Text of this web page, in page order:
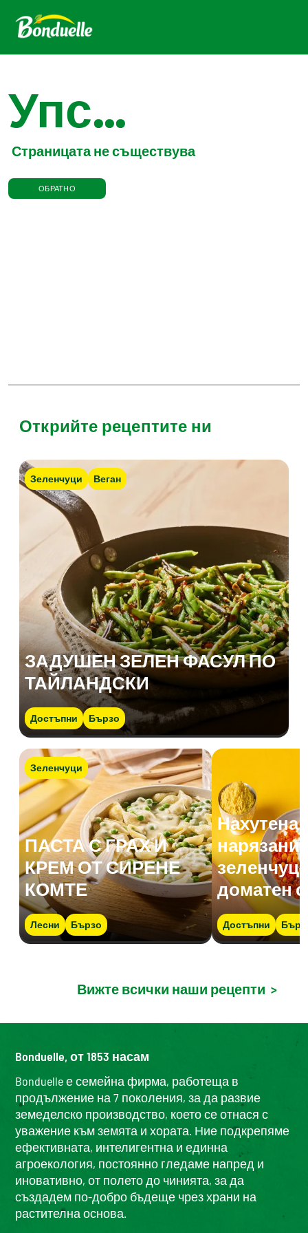
Упс...
Страницата не съществува
ОБРАТНО
Открийте рецептите ни
Зеленчуци Веган
ЗАДУШЕН ЗЕЛЕН ФАСУЛ ПО
ТАЙЛАНДСКИ
Достъпни Бързо
Зеленчуци
ПАСТА С ГРАХ И
КРЕМ ОТ СИРЕНЕ
КОМТЕ
Лесни Бързо
Нахутена
нарязани
доматен
Достъпни
Вижте всички наши рецепти >
Bonduelle, от 1853 насам
Bonduelle е семейна фирма, работеща в
продължение на 7 поколения, за да развие
земеделско производство, което се отнася с
уважение към земята и хората. Ние подкрепяме
ефективната, интелигентна и единна
агроекология, постоянно гледаме напред и
иновативно, от полето до чинията, за да
създадем по-добро бъдеще чрез храни на
растителна основа.